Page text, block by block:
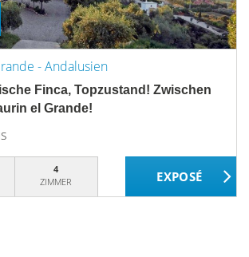
- Andalusien
Finca, Topzustand! Zwischen
el Grande!
4
ZIMMER